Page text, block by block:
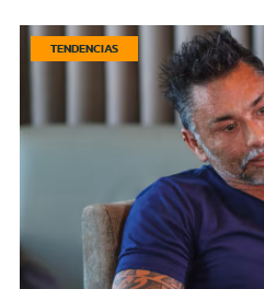
TENDENCIAS